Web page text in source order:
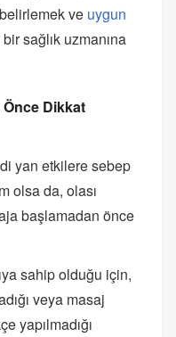
ve uygun
sağlık uzmanına
Önce Dikkat
yan etkilere sebep
olsa da, olası
başlamadan önce
sahip olduğu için,
veya masaj
yapılmadığı